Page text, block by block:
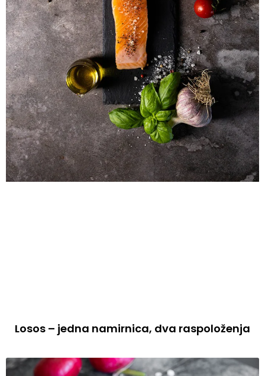
Losos – jedna namirnica, dva raspoloženja